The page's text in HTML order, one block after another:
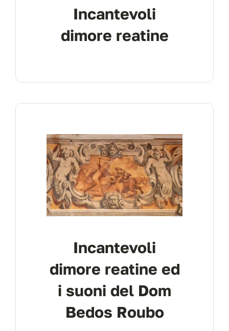
Incantevoli
dimore reatine
Incantevoli
dimore reatine ed
i suoni del Dom
Bedos Roubo